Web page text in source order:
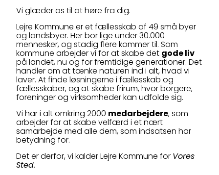
Vi glæder os til at høre fra dig.
Lejre Kommune er et fællesskab af 49 små byer
og landsbyer. Her bor lige under 30.000
mennesker, og stadig flere kommer til. Som
kommune arbejder vi for at skabe det gode liv
på landet, nu og for fremtidige generationer. Det
handler om at tænke naturen ind i alt, hvad vi
laver. At finde løsningerne i fællesskab og
fællesskaber, og at skabe frirum, hvor borgere,
foreninger og virksomheder kan udfolde sig.
Vi har i alt omkring 2000 medarbejdere, som
arbejder for at skabe velfærd i et nært
samarbejde med alle dem, som indsatsen har
betydning for.
Det er derfor, vi kalder Lejre Kommune for Vores
Sted.